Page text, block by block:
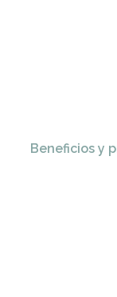
Beneficios y